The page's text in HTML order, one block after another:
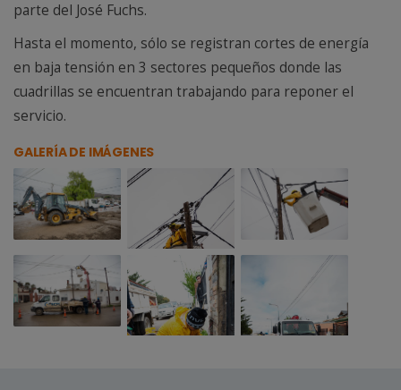
parte del José Fuchs.
Hasta el momento, sólo se registran cortes de energía
en baja tensión en 3 sectores pequeños donde las
cuadrillas se encuentran trabajando para reponer el
servicio.
GALERÍA DE IMÁGENES